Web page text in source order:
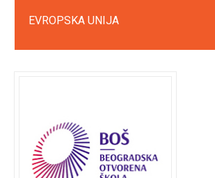
EVROPSKA UNIJA